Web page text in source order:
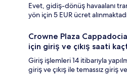
Evet, gidiş-dönüş havaalanı
yön için 5 EUR ücret
Crowne Plaza
için giriş ve çıkış saati
Giriş işlemleri 14 itibarıyla
giriş ve çıkış ile temassız giriş